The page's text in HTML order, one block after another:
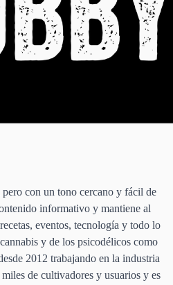
con un tono cercano y fácil de
informativo y mantiene al
eventos, tecnología y todo lo
y de los psicodélicos como
2012 trabajando en la industria
de cultivadores y usuarios y es